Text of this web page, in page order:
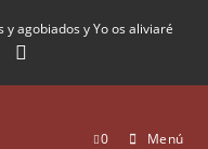
agobiados y Yo os aliviaré
0 Menú